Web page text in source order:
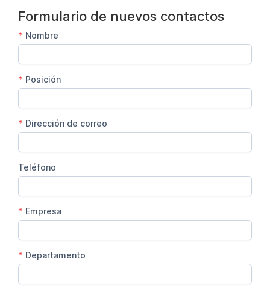
Formulario de nuevos contactos
* Nombre
* Posición
* Dirección de correo
Teléfono
* Empresa
* Departamento